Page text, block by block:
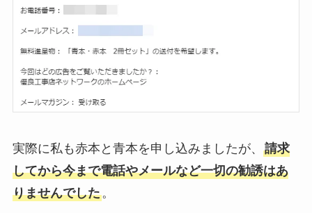
実際に私も赤本と青本を申し込みましたが、 請求
してから今まで電話やメールなど一切の勧誘はあ
りませんでした。